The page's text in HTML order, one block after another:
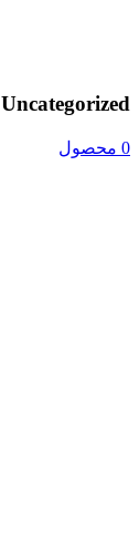
Uncategorized
0 محصول